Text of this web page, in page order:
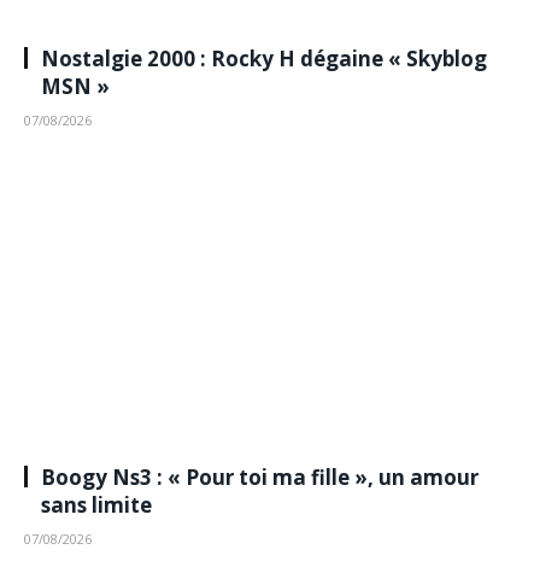
Nostalgie 2000 : Rocky H dégaine « Skyblog
MSN »
07/08/2026
Boogy Ns3 : « Pour toi ma fille », un amour
sans limite
07/08/2026